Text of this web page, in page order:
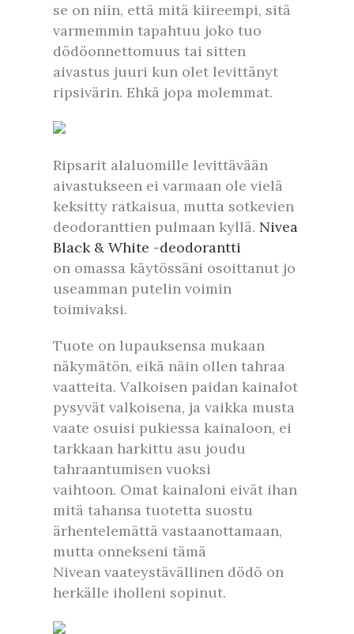
se on niin, että mitä kiireempi, sitä
varmemmin tapahtuu joko tuo
dödöonnettomuus tai sitten
aivastus juuri kun olet levittänyt
ripsivärin. Ehkä jopa molemmat.
Ripsarit alaluomille levittävään
aivastukseen ei varmaan ole vielä
keksitty ratkaisua, mutta sotkevien
deodoranttien pulmaan kyllä. Nivea
Black & White -deodorantti
on omassa käytössäni osoittanut jo
useamman putelin voimin
toimivaksi.
Tuote on lupauksensa mukaan
näkymätön, eikä näin ollen tahraa
vaatteita. Valkoisen paidan kainalot
pysyvät valkoisena, ja vaikka musta
vaate osuisi pukiessa kainaloon, ei
tarkkaan harkittu asu joudu
tahraantumisen vuoksi
vaihtoon. Omat kainaloni eivät ihan
mitä tahansa tuotetta suostu
ärhentelemättä vastaanottamaan,
mutta onnekseni tämä
Nivean vaateystävällinen dödö on
herkälle iholleni sopinut.